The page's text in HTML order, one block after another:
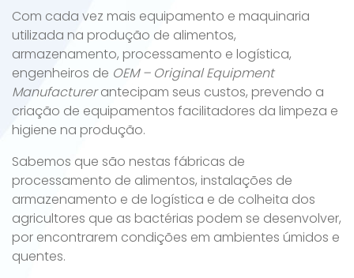
Com cada vez mais equipamento e maquinaria
utilizada na produção de alimentos,
armazenamento, processamento e logística,
engenheiros de OEM – Original Equipment
Manufacturerantecipam seus custos, prevendo a
criação de equipamentos facilitadores da limpeza e
higiene na produção.
Sabemos que são nestas fábricas de
processamento de alimentos, instalações de
armazenamento e de logística e de colheita dos
agricultores que as bactérias podem se desenvolver,
por encontrarem condições em ambientes úmidos e
quentes.